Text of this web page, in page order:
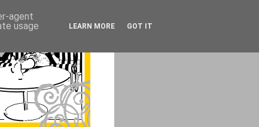
agent
usage
LEARN MORE GOT IT